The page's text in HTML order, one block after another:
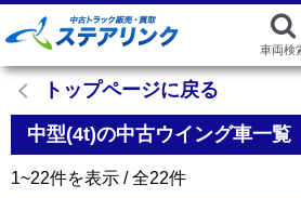
車両検
トップページに戻る
中型(4t)の中古ウイング車一覧
1~22件を表示 / 全22件